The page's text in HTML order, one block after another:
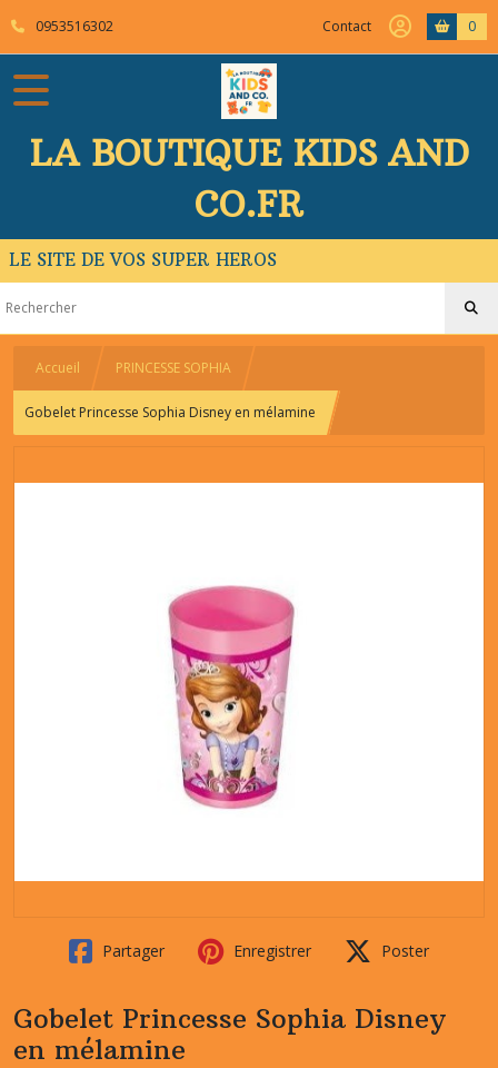
0953516302 Contact 0
LA BOUTIQUE KIDS AND
CO.FR
LE SITE DE VOS SUPER HEROS
Accueil PRINCESSE SOPHIA
Gobelet Princesse Sophia Disney en mélamine
Partager Enregistrer Poster
Gobelet Princesse Sophia Disney
en mélamine